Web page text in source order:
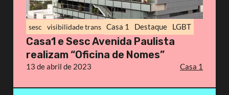
sesc visibilidade trans Casa 1 Destaque LGBT
Casa1 e Sesc Avenida Paulista
realizam “Oficina de Nomes”
13 de abril de 2023 Casa 1